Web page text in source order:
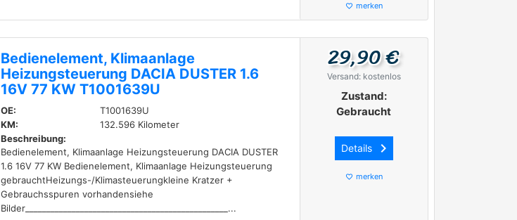
favorite_border merken
Bedienelement, Klimaanlage
Heizungsteuerung DACIA DUSTER 1.6
16V 77 KW T1001639U
OE:
T1001639U
KM:
132.596 Kilometer
Beschreibung:
Bedienelement, Klimaanlage Heizungsteuerung DACIA DUSTER
1.6 16V 77 KW Bedienelement, Klimaanlage Heizungsteuerung
gebrauchtHeizungs-/Klimasteuerungkleine Kratzer +
Gebrauchsspuren vorhandensiehe
Bilder________________________________________________...
29,90 €
Versand: kostenlos
Zustand:
Gebraucht
Details keyboard_arrow_right
favorite_border merken